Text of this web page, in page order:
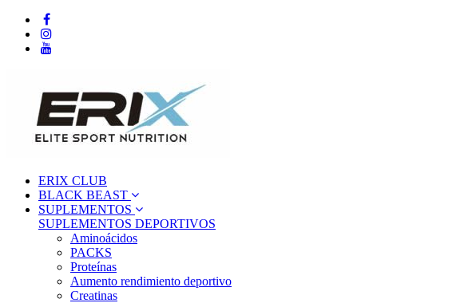
ERIX CLUB
BLACK BEAST
SUPLEMENTOS
SUPLEMENTOS DEPORTIVOS
Aminoácidos
PACKS
Proteínas
Aumento rendimiento deportivo
Creatinas